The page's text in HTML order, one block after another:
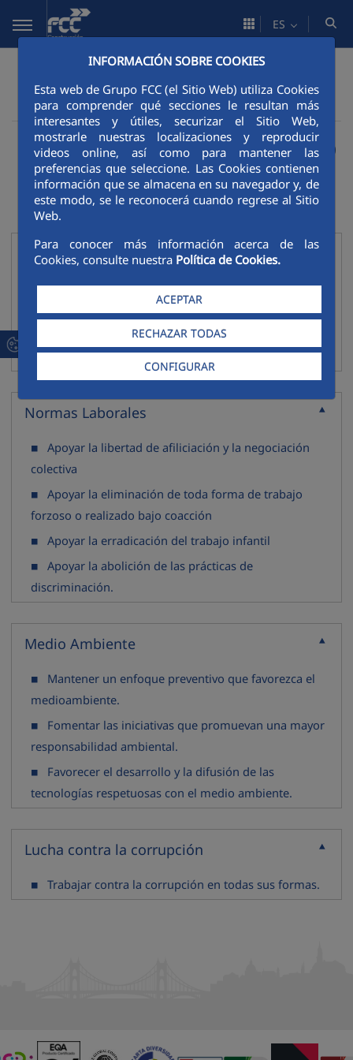
Saltar al contenido principal
INFORMACIÓN SOBRE COOKIES
Esta web de Grupo FCC (el Sitio Web) utiliza Cookies
para comprender qué secciones le resultan más
interesantes y útiles, securizar el Sitio Web,
mostrarle nuestras localizaciones y reproducir
videos online, así como para mantener las
preferencias que seleccione. Las Cookies contienen
información que se almacena en su navegador y, de
este modo, se le reconocerá cuando regrese al Sitio
Web.
Para conocer más información acerca de las
Cookies, consulte nuestra Política de Cookies.
ACEPTAR
RECHAZAR TODAS
CONFIGURAR
ES
Estrategia de Sostenibilidad
Alineados con los ODS
Diez principios del Pacto Mundial - Detalle
Diez principios del Pacto
Mundial
Derechos Humanos
Apoyar y respetar la protección de los derechos
humanos.
No ser complices en la vulneración de los derechos
humanos
Normas Laborales
Apoyar la libertad de afiliciación y la negociación
colectiva
Apoyar la eliminación de toda forma de trabajo
forzoso o realizado bajo coacción
Apoyar la erradicación del trabajo infantil
Apoyar la abolición de las prácticas de
discriminación.
Medio Ambiente
Mantener un enfoque preventivo que favorezca el
medioambiente.
Fomentar las iniciativas que promuevan una mayor
responsabilidad ambiental.
Favorecer el desarrollo y la difusión de las
tecnologías respetuosas con el medio ambiente.
Lucha contra la corrupción
Trabajar contra la corrupción en todas sus formas.